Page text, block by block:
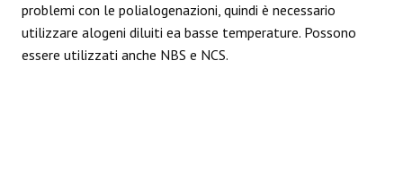
SINTESI
SPETTROSCOPIA
problemi con le polialogenazioni, quindi è necessario
utilizzare alogeni diluiti ea basse temperature. Possono
essere utilizzati anche NBS e NCS.